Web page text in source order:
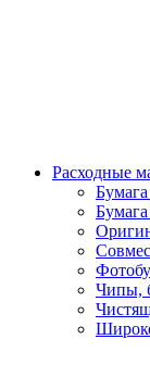
Расходные
Чипы,